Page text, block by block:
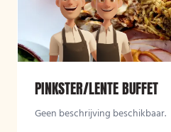
PINKSTER/LENTE BUFFET
Geen beschrijving beschikbaar.